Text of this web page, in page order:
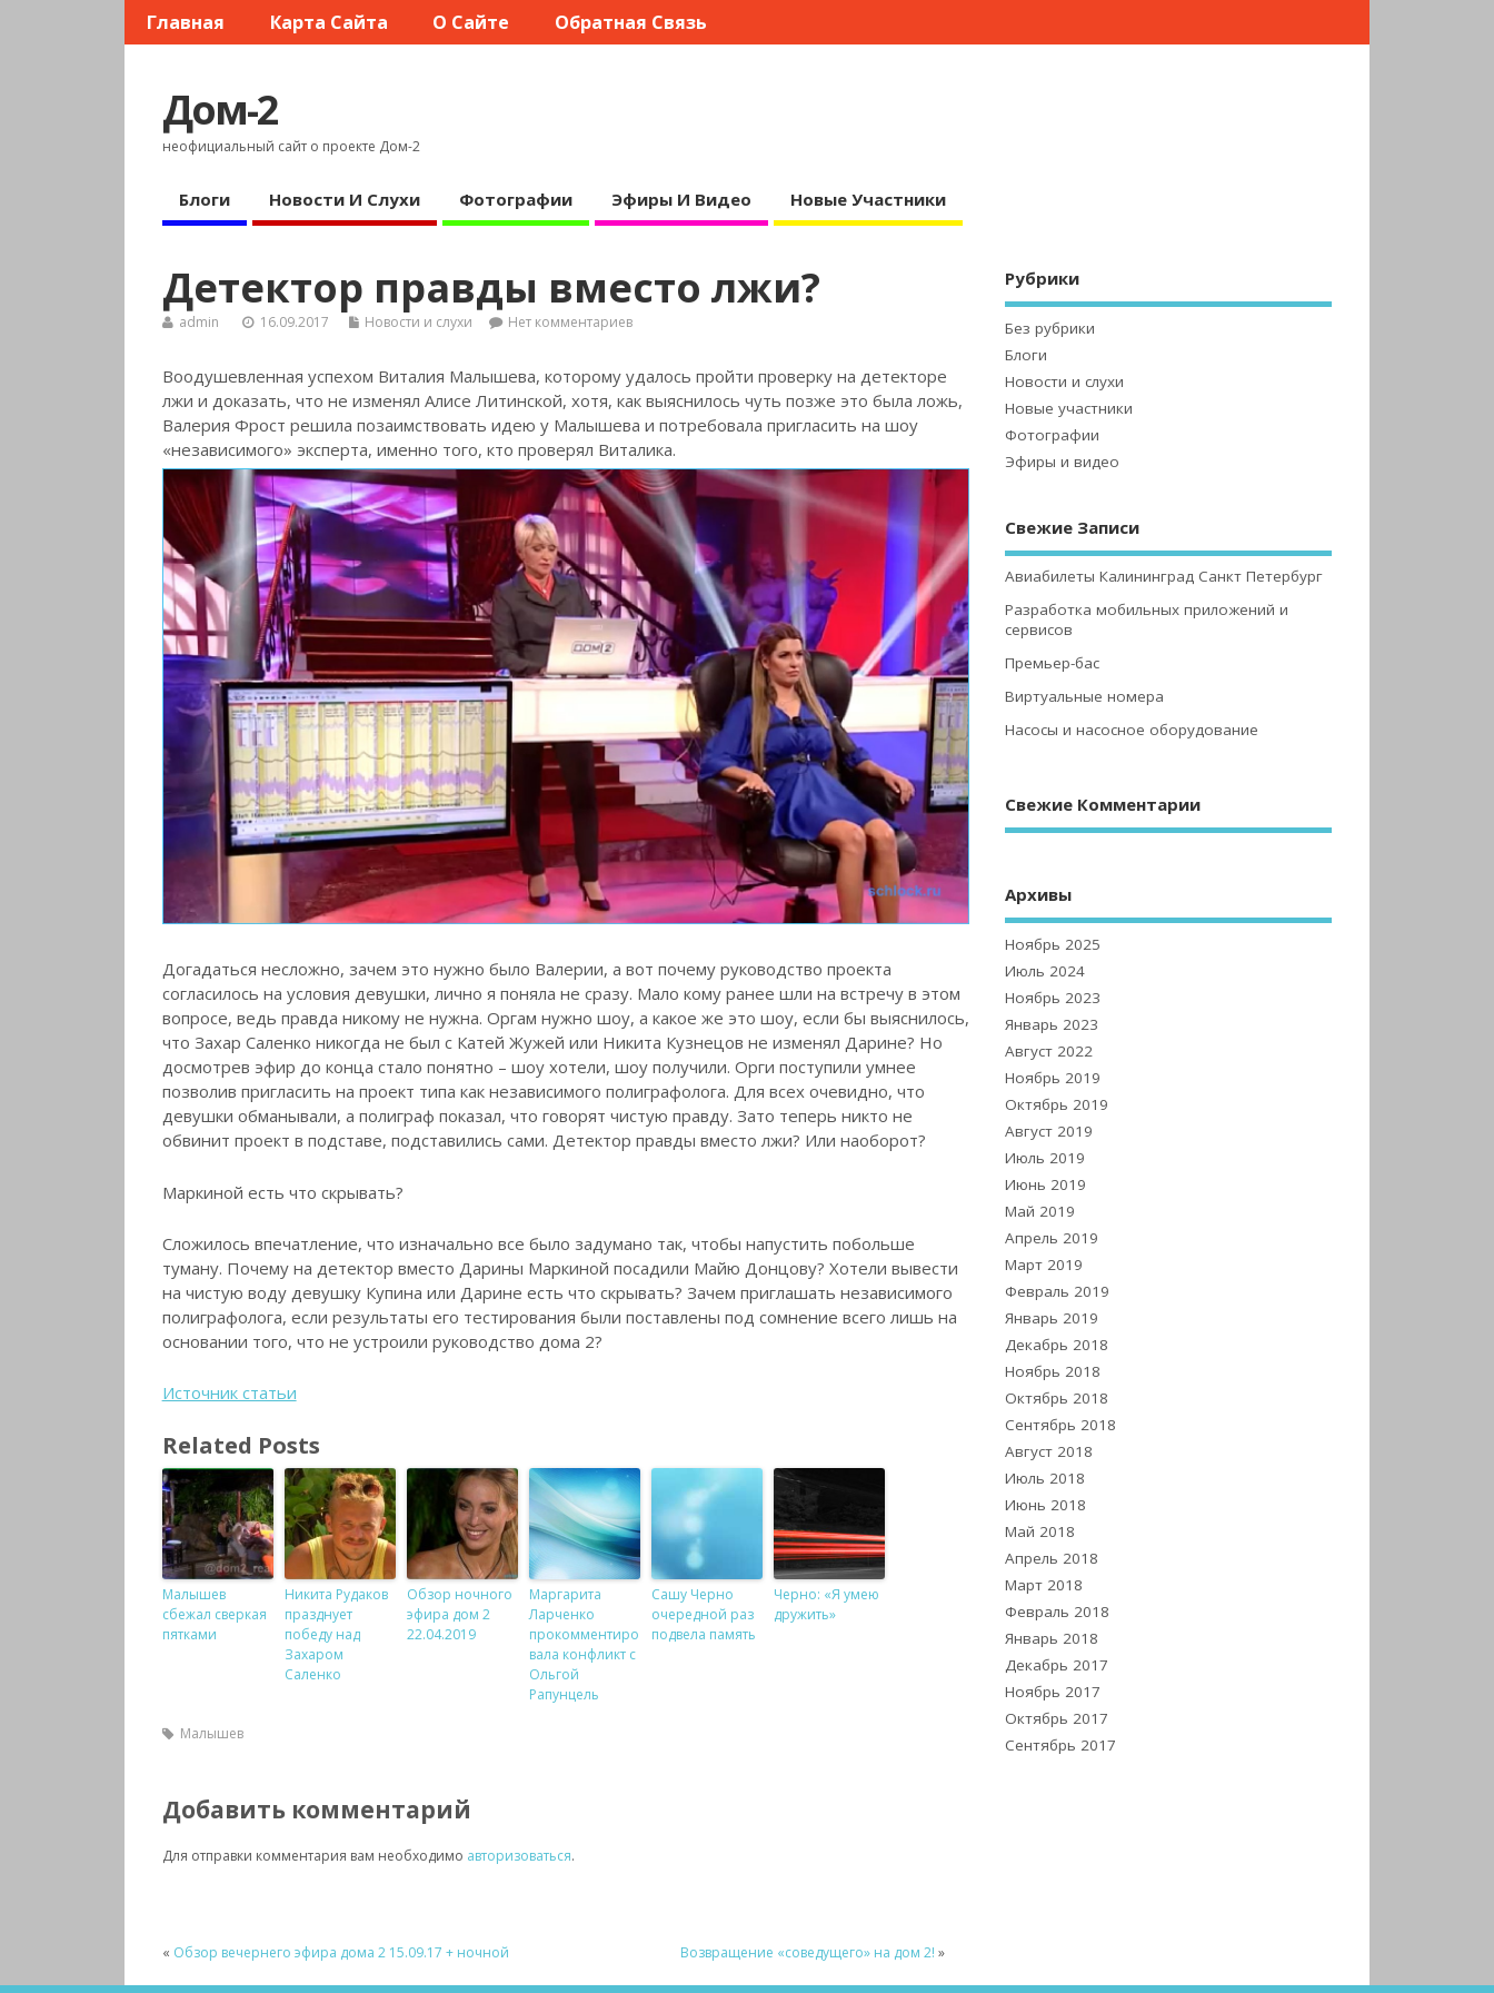
Главная Карта Сайта О Сайте Обратная Связь
Дом-2
неофициальный сайт о проекте Дом-2
Блоги Новости И Слухи Фотографии Эфиры И Видео Новые Участники
Детектор правды вместо лжи?
admin 16.09.2017 Новости и слухи Нет комментариев
Воодушевленная успехом Виталия Малышева, которому удалось пройти проверку на детекторе
лжи и доказать, что не изменял Алисе Литинской, хотя, как выяснилось чуть позже это была ложь,
Валерия Фрост решила позаимствовать идею у Малышева и потребовала пригласить на шоу
«независимого» эксперта, именно того, кто проверял Виталика.
Догадаться несложно, зачем это нужно было Валерии, а вот почему руководство проекта
согласилось на условия девушки, лично я поняла не сразу. Мало кому ранее шли на встречу в этом
вопросе, ведь правда никому не нужна. Оргам нужно шоу, а какое же это шоу, если бы выяснилось,
что Захар Саленко никогда не был с Катей Жужей или Никита Кузнецов не изменял Дарине? Но
досмотрев эфир до конца стало понятно – шоу хотели, шоу получили. Орги поступили умнее
позволив пригласить на проект типа как независимого полиграфолога. Для всех очевидно, что
девушки обманывали, а полиграф показал, что говорят чистую правду. Зато теперь никто не
обвинит проект в подставе, подставились сами. Детектор правды вместо лжи? Или наоборот?
Маркиной есть что скрывать?
Сложилось впечатление, что изначально все было задумано так, чтобы напустить побольше
туману. Почему на детектор вместо Дарины Маркиной посадили Майю Донцову? Хотели вывести
на чистую воду девушку Купина или Дарине есть что скрывать? Зачем приглашать независимого
полиграфолога, если результаты его тестирования были поставлены под сомнение всего лишь на
основании того, что не устроили руководство дома 2?
Источник статьи
Related Posts
Малышев
сбежал сверкая
пятками
Никита Рудаков
празднует
победу над
Захаром
Саленко
Обзор ночного
эфира дом 2
22.04.2019
Маргарита
Ларченко
прокомментиро
вала конфликт с
Ольгой
Рапунцель
Сашу Черно
очередной раз
подвела память
Черно: «Я умею
дружить»
Малышев
Добавить комментарий
Для отправки комментария вам необходимо авторизоваться.
« Обзор вечернего эфира дома 2 15.09.17 + ночной Возвращение «соведущего» на дом 2! »
Рубрики
Без рубрики
Блоги
Новости и слухи
Новые участники
Фотографии
Эфиры и видео
Свежие Записи
Авиабилеты Калининград Санкт Петербург
Разработка мобильных приложений и
сервисов
Премьер-бас
Виртуальные номера
Насосы и насосное оборудование
Свежие Комментарии
Архивы
Ноябрь 2025
Июль 2024
Ноябрь 2023
Январь 2023
Август 2022
Ноябрь 2019
Октябрь 2019
Август 2019
Июль 2019
Июнь 2019
Май 2019
Апрель 2019
Март 2019
Февраль 2019
Январь 2019
Декабрь 2018
Ноябрь 2018
Октябрь 2018
Сентябрь 2018
Август 2018
Июль 2018
Июнь 2018
Май 2018
Апрель 2018
Март 2018
Февраль 2018
Январь 2018
Декабрь 2017
Ноябрь 2017
Октябрь 2017
Сентябрь 2017